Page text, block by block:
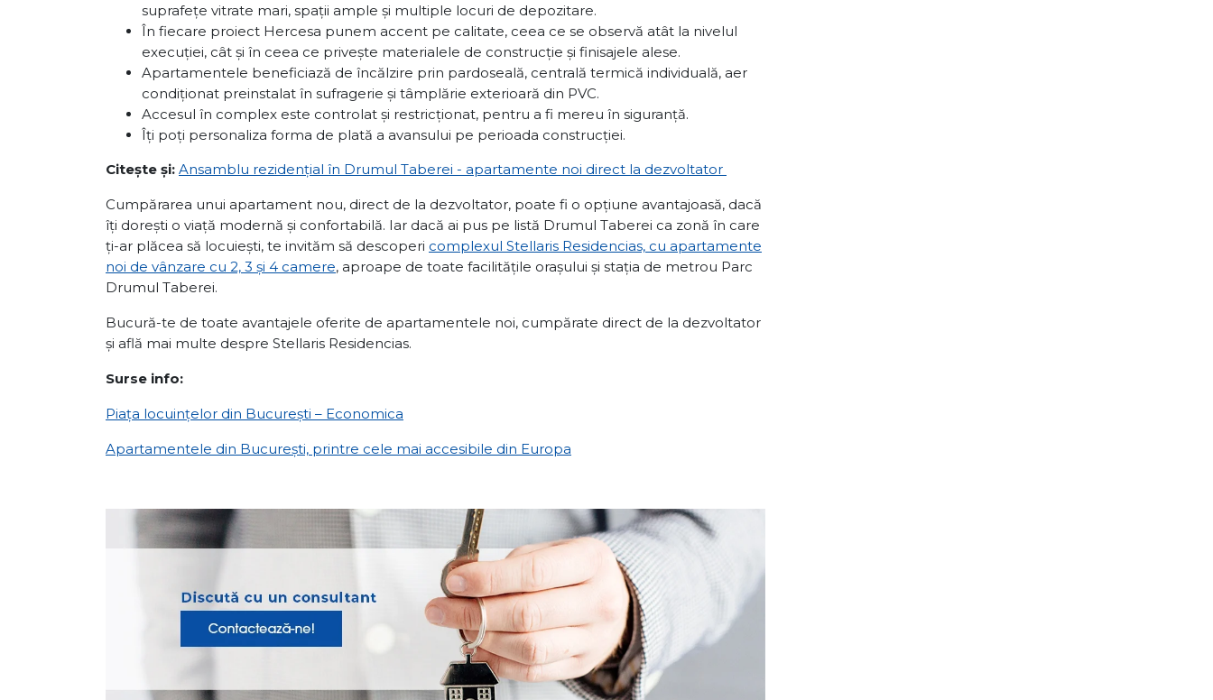
suprafețe vitrate mari, spații ample și multiple locuri de depozitare.
În fiecare proiect Hercesa punem accent pe calitate, ceea ce se observă atât la nivelul
execuției, cât și în ceea ce privește materialele de construcție și finisajele alese.
Apartamentele beneficiază de încălzire prin pardoseală, centrală termică individuală, aer
condiționat preinstalat în sufragerie și tâmplărie exterioară din PVC.
Accesul în complex este controlat și restricționat, pentru a fi mereu în siguranță.
Îți poți personaliza forma de plată a avansului pe perioada construcției.
Citește și: Ansamblu rezidențial în Drumul Taberei - apartamente noi direct la dezvoltator
Cumpărarea unui apartament nou, direct de la dezvoltator, poate fi o opțiune avantajoasă, dacă
îți dorești o viață modernă și confortabilă. Iar dacă ai pus pe listă Drumul Taberei ca zonă în care
ți-ar plăcea să locuiești, te invităm să descoperi complexul Stellaris Residencias, cu apartamente
noi de vânzare cu 2, 3 și 4 camere, aproape de toate facilitățile orașului și stația de metrou Parc
Drumul Taberei.
Bucură-te de toate avantajele oferite de apartamentele noi, cumpărate direct de la dezvoltator
și află mai multe despre Stellaris Residencias.
Surse info:
Piața locuințelor din București – Economica
Apartamentele din București, printre cele mai accesibile din Europa